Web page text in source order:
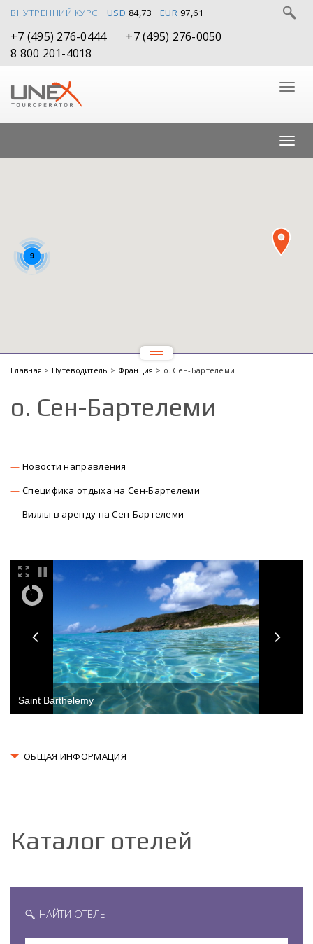
ВНУТРЕННИЙ КУРС USD 84,73 EUR 97,61
+7 (495) 276-0444
+7 (495) 276-0050
8 800 201-4018
9
Главная > Путеводитель > Франция > о. Сен-Бартелеми
о. Сен-Бартелеми
Новости направления
Специфика отдыха на Сен-Бартелеми
Виллы в аренду на Сен-Бартелеми
Saint Barthelemy
ОБЩАЯ ИНФОРМАЦИЯ
Каталог отелей
НАЙТИ ОТЕЛЬ